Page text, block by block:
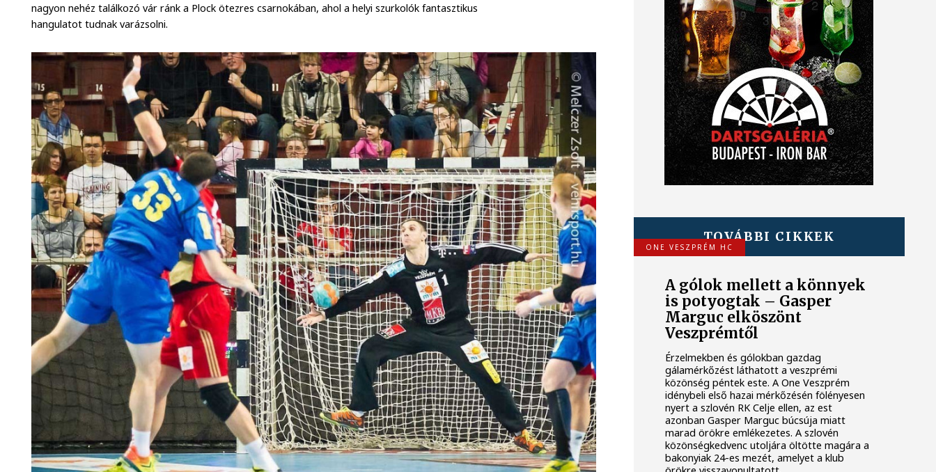
nagyon nehéz találkozó vár ránk a Plock ötezres csarnokában, ahol a helyi szurkolók fantasztikus
hangulatot tudnak varázsolni.
TOVÁBBI CIKKEK
ONE VESZPRÉM HC
A gólok mellett a könnyek
is potyogtak – Gasper
Marguc elköszönt
Veszprémtől
Érzelmekben és gólokban gazdag
gálamérkőzést láthatott a veszprémi
közönség péntek este. A One Veszprém
idénybeli első hazai mérkőzésén fölényesen
nyert a szlovén RK Celje ellen, az est
azonban Gasper Marguc búcsúja miatt
marad örökre emlékezetes. A szlovén
közönségkedvenc utoljára öltötte magára a
bakonyiak 24-es mezét, amelyet a klub